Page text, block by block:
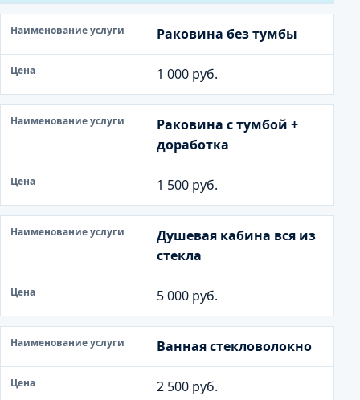
Раковина без тумбы
1 000 руб.
Раковина с тумбой +
доработка
1 500 руб.
Душевая кабина вся из
стекла
5 000 руб.
Ванная стекловолокно
2 500 руб.